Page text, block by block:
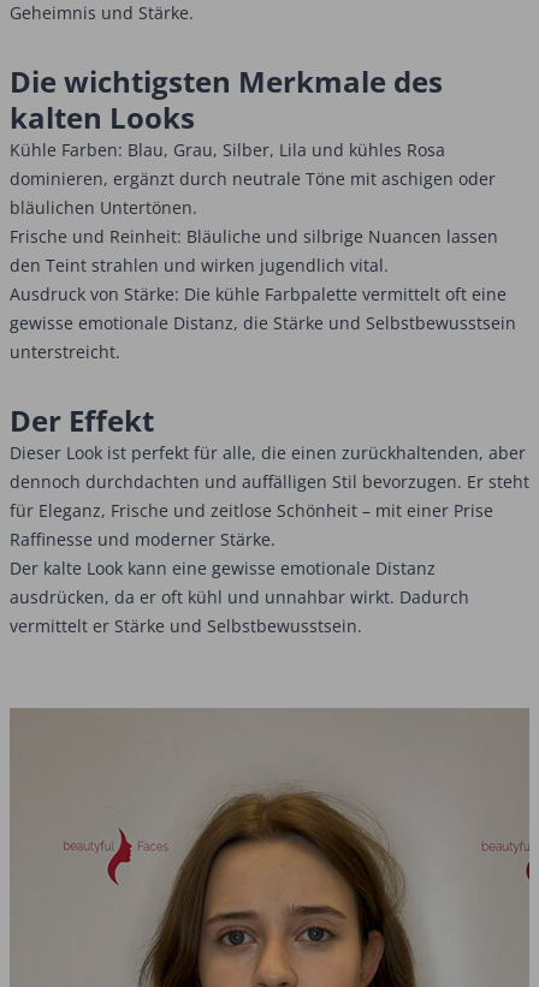
Geheimnis und Stärke.
Die wichtigsten Merkmale des
kalten Looks
Kühle Farben: Blau, Grau, Silber, Lila und kühles Rosa
dominieren, ergänzt durch neutrale Töne mit aschigen oder
bläulichen Untertönen.
Frische und Reinheit: Bläuliche und silbrige Nuancen lassen
den Teint strahlen und wirken jugendlich vital.
Ausdruck von Stärke: Die kühle Farbpalette vermittelt oft eine
gewisse emotionale Distanz, die Stärke und Selbstbewusstsein
unterstreicht.
Der Effekt
Dieser Look ist perfekt für alle, die einen zurückhaltenden, aber
dennoch durchdachten und auffälligen Stil bevorzugen. Er steht
für Eleganz, Frische und zeitlose Schönheit – mit einer Prise
Raffinesse und moderner Stärke.
Der kalte Look kann eine gewisse emotionale Distanz
ausdrücken, da er oft kühl und unnahbar wirkt. Dadurch
vermittelt er Stärke und Selbstbewusstsein.